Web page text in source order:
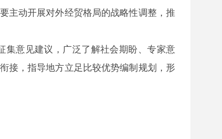
主动开展对外经贸格局的战略性调整，推
集意见建议，广泛了解社会期盼、专家意
接，指导地方立足比较优势编制规划，形